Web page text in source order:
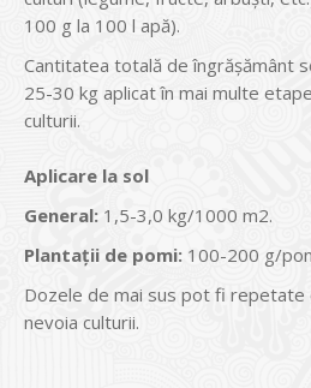
100 g la 100 l apă).
Cantitatea totală de îngrăşământ
25-30 kg aplicat în mai multe
culturii.
Aplicare la sol
General: 1,5-3,0 kg/1000 m2.
Plantaţii de pomi: 100-200 g/
Dozele de mai sus pot fi repetate
nevoia culturii.